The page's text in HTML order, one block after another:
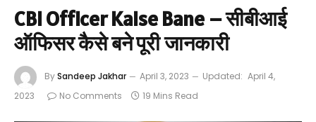
CBI Officer Kaise Bane – सीबीआई
ऑफिसर कैसे बने पूरी जानकारी
BySandeep Jakhar April 3, 2023 Updated: April 4,
2023
No Comments 19 Mins Read